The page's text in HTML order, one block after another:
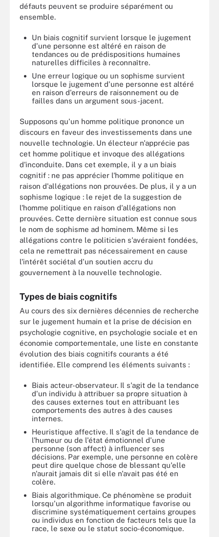
défauts peuvent se produire séparément ou
ensemble.
Un biais cognitif survient lorsque le jugement
d'une personne est altéré en raison de
tendances ou de prédispositions humaines
naturelles difficiles à reconnaître.
Une erreur logique ou un sophisme survient
lorsque le jugement d'une personne est altéré
en raison d'erreurs de raisonnement ou de
failles dans un argument sous-jacent.
Supposons qu'un homme politique prononce un
discours en faveur des investissements dans une
nouvelle technologie. Un électeur n'apprécie pas
cet homme politique et invoque des allégations
d'inconduite. Dans cet exemple, il y a un biais
cognitif : ne pas apprécier l'homme politique en
raison d'allégations non prouvées. De plus, il y a un
sophisme logique : le rejet de la suggestion de
l'homme politique en raison d'allégations non
prouvées. Cette dernière situation est connue sous
le nom de sophisme ad hominem. Même si les
allégations contre le politicien s'avéraient fondées,
cela ne remettrait pas nécessairement en cause
l'intérêt sociétal d'un soutien accru du
gouvernement à la nouvelle technologie.
Types de biais cognitifs
Au cours des six dernières décennies de recherche
sur le jugement humain et la prise de décision en
psychologie cognitive, en psychologie sociale et en
économie comportementale, une liste en constante
évolution des biais cognitifs courants a été
identifiée. Elle comprend les éléments suivants :
Biais acteur-observateur. Il s'agit de la tendance
d'un individu à attribuer sa propre situation à
des causes externes tout en attribuant les
comportements des autres à des causes
internes.
Heuristique affective. Il s'agit de la tendance de
l'humeur ou de l'état émotionnel d'une
personne (son affect) à influencer ses
décisions. Par exemple, une personne en colère
peut dire quelque chose de blessant qu'elle
n'aurait jamais dit si elle n'avait pas été en
colère.
Biais algorithmique. Ce phénomène se produit
lorsqu'un algorithme informatique favorise ou
discrimine systématiquement certains groupes
ou individus en fonction de facteurs tels que la
race, le sexe ou le statut socio-économique.